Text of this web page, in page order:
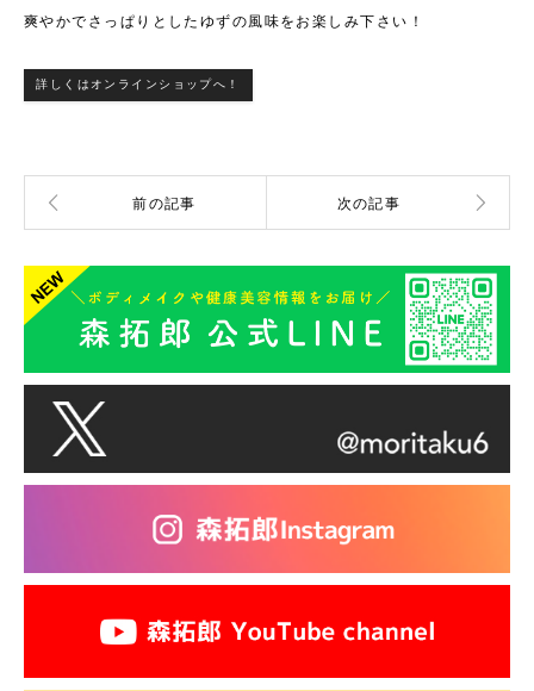
爽やかでさっぱりとしたゆずの風味をお楽しみ下さい！
詳しくはオンラインショップへ！